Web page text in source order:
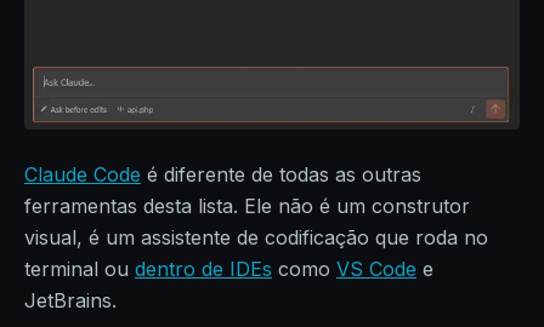
Claude Code é diferente de todas as outras
ferramentas desta lista. Ele não é um construtor
visual, é um assistente de codificação que roda no
terminal ou dentro de IDEs como VS Code e
JetBrains.